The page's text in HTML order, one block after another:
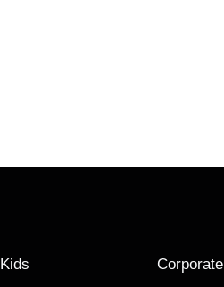
Kids Corporate